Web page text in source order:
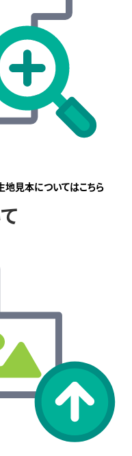
地見本についてはこちら